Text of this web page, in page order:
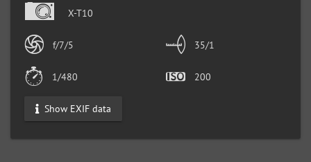
X-T10
f/7/5 35/1
1/480 200
Show EXIF data